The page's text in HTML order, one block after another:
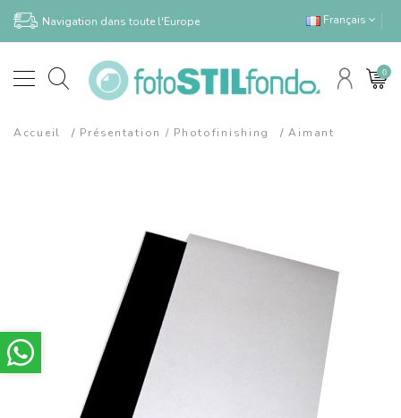
Navigation dans toute l'Europe Français
0
Accueil Présentation / Photofinishing Aimant